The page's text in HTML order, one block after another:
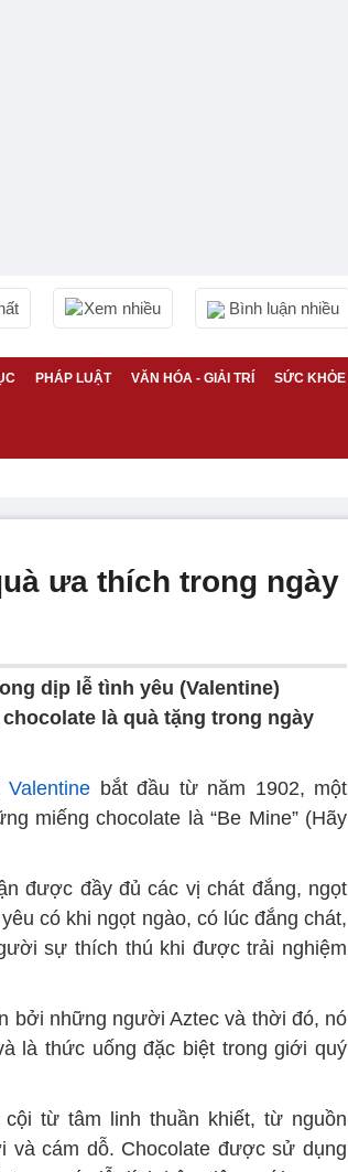
Xem nhiều Bình luận nhiều
PHÁP LUẬT VĂN HÓA - GIẢI TRÍ SỨC KHỎE
ưa thích trong ngày
dịp lễ tình yêu (Valentine)
là quà tặng trong ngày
Valentine bắt đầu từ năm 1902, một
miếng chocolate là “Be Mine” (Hãy
được đầy đủ các vị chát đắng, ngọt
có khi ngọt ngào, có lúc đắng chát,
sự thích thú khi được trải nghiệm
bởi những người Aztec và thời đó, nó
là thức uống đặc biệt trong giới quý
từ tâm linh thuần khiết, từ nguồn
và cám dỗ. Chocolate được sử dụng